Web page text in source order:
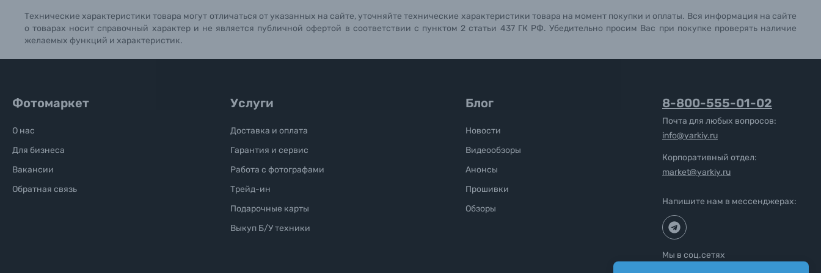
Б/У фототехника (Комиссионные товары)
Уценённые товары
Технические характеристики товара могут отличаться от указанных на сайте, уточняйте технические характеристики товара на момент покупки и оплаты. Вся информация на сайте
о товарах носит справочный характер и не является публичной офертой в соответствии с пунктом 2 статьи 437 ГК РФ. Убедительно просим Вас при покупке проверять наличие
желаемых функций и характеристик.
Фотомаркет
О нас
Для бизнеса
Вакансии
Обратная связь
Услуги
Доставка и оплата
Гарантия и сервис
Работа с фотографами
Трейд-ин
Подарочные карты
Выкуп Б/У техники
Блог
Новости
Видеообзоры
Анонсы
Прошивки
Обзоры
8-800-555-01-02
Почта для любых вопросов:
info@yarkiy.ru
Корпоративный отдел:
market@yarkiy.ru
Напишите нам в мессенджерах:
Мы в соц.сетях